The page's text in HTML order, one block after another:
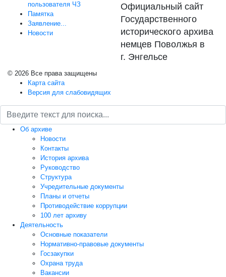
пользователя ЧЗ
Памятка
Заявление...
Новости
Официальный сайт
Государственного
исторического архива
немцев Поволжья в
г. Энгельсе
© 2026 Все права защищены
Карта сайта
Версия для слабовидящих
Об архиве
Новости
Контакты
История архива
Руководство
Структура
Учредительные документы
Планы и отчеты
Противодействие коррупции
100 лет архиву
Деятельность
Основные показатели
Нормативно-правовые документы
Госзакупки
Охрана труда
Вакансии